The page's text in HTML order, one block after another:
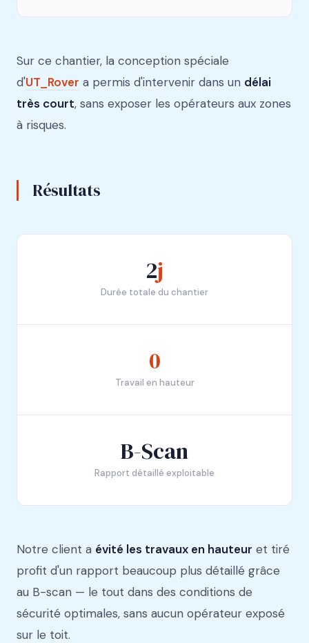
Sur ce chantier, la conception spéciale
d'UT_Rover a permis d'intervenir dans un délai
très court, sans exposer les opérateurs aux zones
à risques.
Résultats
2j
Durée totale du chantier
0
Travail en hauteur
B-Scan
Rapport détaillé exploitable
Notre client a évité les travaux en hauteur et tiré
profit d'un rapport beaucoup plus détaillé grâce
au B-scan — le tout dans des conditions de
sécurité optimales, sans aucun opérateur exposé
sur le toit.